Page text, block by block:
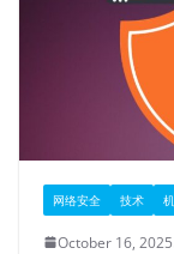
网络安全 技术
October 16, 2025